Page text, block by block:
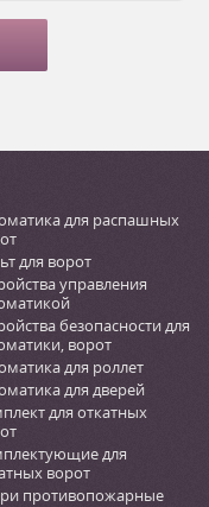
для распашных
для ворот
управления
безопасности для
ворот
для роллет
для дверей
для откатных
для
ворот
противопожарные